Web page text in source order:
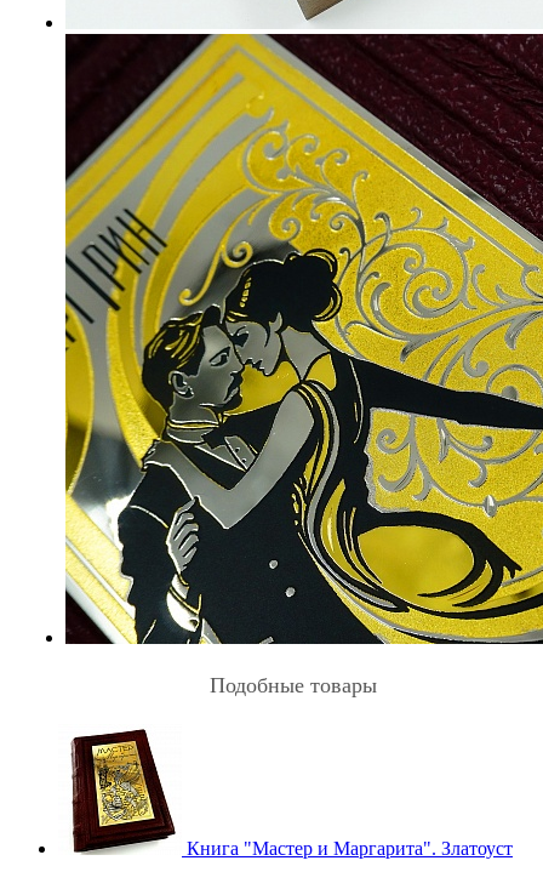
Подобные товары
Книга "Мастер и Маргарита". Златоуст